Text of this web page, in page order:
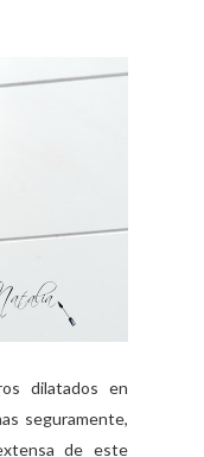
dilatados en
seguramente,
de este